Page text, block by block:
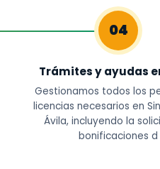
04
Trámites y ayudas
Gestionamos todos los
licencias necesarios en
Ávila, incluyendo la
bonificaciones d